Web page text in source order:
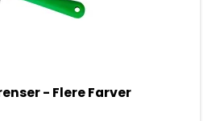
- Flere Farver